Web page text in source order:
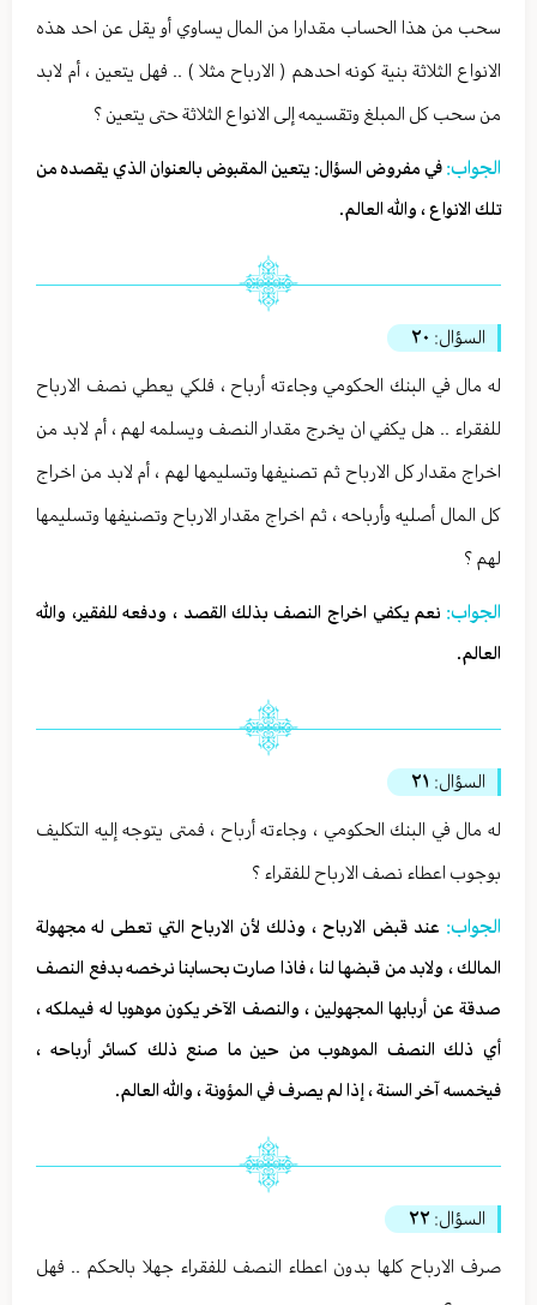
سحب من هذا الحساب مقدارا من المال يساوي أو يقل عن احد هذه
الانواع الثلاثة بنية كونه احدهم ( الارباح مثلا ) .. فهل يتعين ، أم لابد
من سحب كل المبلغ وتقسيمه إلى الانواع الثلاثة حتى يتعين ؟
الجواب:في مفروض السؤال: يتعين المقبوض بالعنوان الذي يقصده من
تلك الانواع ، والله العالم.
السؤال: ٢٠
له مال في البنك الحكومي وجاءته أرباح ، فلكي يعطي نصف الارباح
للفقراء .. هل يكفي ان يخرج مقدار النصف ويسلمه لهم ، أم لابد من
اخراج مقدار كل الارباح ثم تصنيفها وتسليمها لهم ، أم لابد من اخراج
كل المال أصليه وأرباحه ، ثم اخراج مقدار الارباح وتصنيفها وتسليمها
لهم ؟
الجواب: نعم يكفي اخراج النصف بذلك القصد ، ودفعه للفقير، والله
العالم.
السؤال: ٢١
له مال في البنك الحكومي ، وجاءته أرباح ، فمتى يتوجه إليه التكليف
بوجوب اعطاء نصف الارباح للفقراء ؟
الجواب: عند قبض الارباح ، وذلك لأن الارباح التي تعطى له مجهولة
المالك ، ولابد من قبضها لنا ، فاذا صارت بحسابنا نرخصه بدفع النصف
صدقة عن أربابها المجهولين ، والنصف الآخر يكون موهوبا له فيملكه ،
أي ذلك النصف الموهوب من حين ما صنع ذلك كسائر أرباحه ،
فيخمسه آخر السنة ، إذا لم يصرف في المؤونة ، والله العالم.
السؤال: ٢٢
صرف الارباح كلها بدون اعطاء النصف للفقراء جهلا بالحكم .. فهل